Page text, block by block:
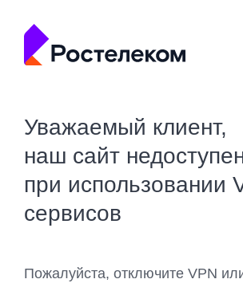
Уважаемый клиент,
наш сайт
при использовании
сервисов
Пожалуйста, отключите VPN